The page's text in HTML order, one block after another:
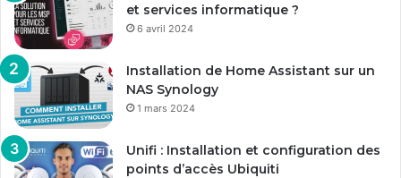
et services informatique ?
6 avril 2024
Installation de Home Assistant sur un
NAS Synology
1 mars 2024
Unifi : Installation et configuration des
points d’accès Ubiquiti